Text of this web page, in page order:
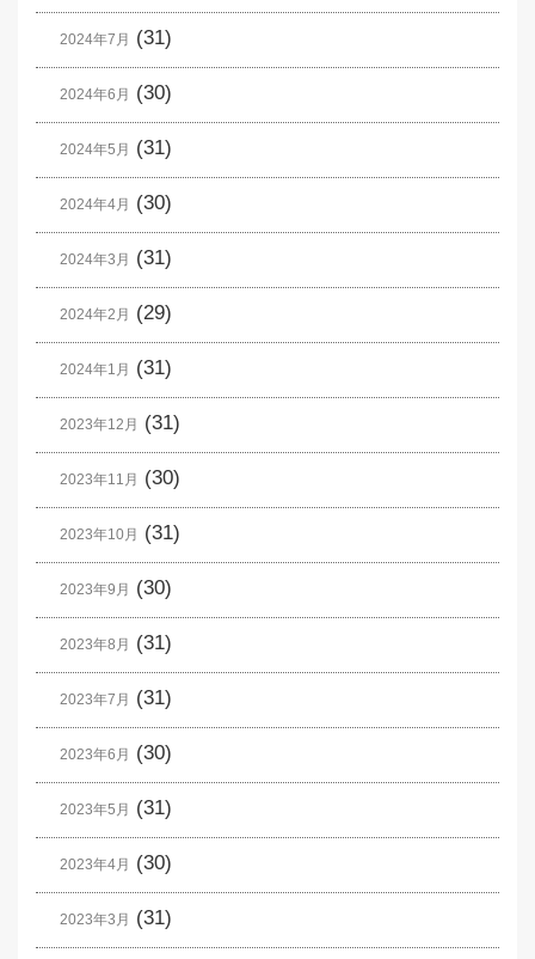
2024年7月 (31)
2024年6月 (30)
2024年5月 (31)
2024年4月 (30)
2024年3月 (31)
2024年2月 (29)
2024年1月 (31)
2023年12月 (31)
2023年11月 (30)
2023年10月 (31)
2023年9月 (30)
2023年8月 (31)
2023年7月 (31)
2023年6月 (30)
2023年5月 (31)
2023年4月 (30)
2023年3月 (31)